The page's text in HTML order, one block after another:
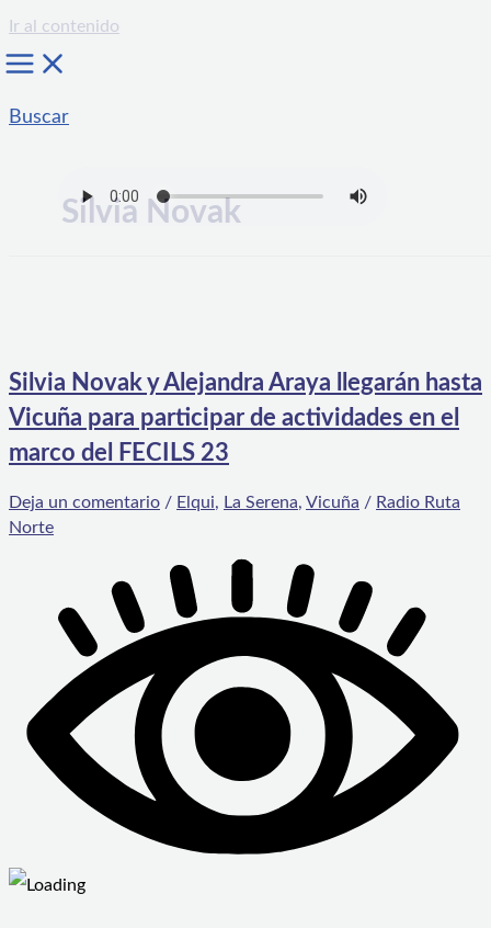
Ir al contenido
Buscar
Silvia Novak
Silvia Novak y Alejandra Araya llegarán hasta
Vicuña para participar de actividades en el
marco del FECILS 23
Deja un comentario / Elqui, La Serena, Vicuña / Radio Ruta
Norte